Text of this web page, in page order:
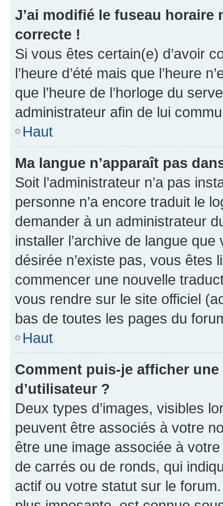
J’ai modifié le fuseau horaire
correcte !
Si vous êtes certain(e) d’avoir
l’heure d’été mais que l’heure
que l’heure de l’horloge du
administrateur afin de lui
Haut
Ma langue n’apparaît pas
Soit l’administrateur n’a pas
personne n’a encore traduit le
demander à un administrateur
installer l’archive de langue
désirée n’existe pas, vous êtes
commencer une nouvelle
vous rendre sur le site officiel
bas de toutes les pages du
Haut
Comment puis-je afficher
d’utilisateur ?
Deux types d’images, visibles
peuvent être associés à votre
être une image associée à
de carrés ou de ronds, qui
actif ou votre statut sur le